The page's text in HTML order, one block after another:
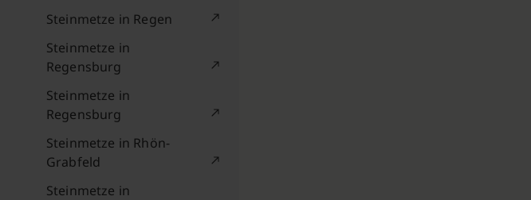
Steinmetze in Regen
Steinmetze in
Regensburg
Steinmetze in
Regensburg
Steinmetze in Rhön-
Grabfeld
Steinmetze in